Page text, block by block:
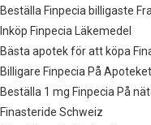
Beställa Finpecia billigaste
Inköp Finpecia Läkemedel
Bästa apotek för att köpa
Billigare Finpecia På Apoteket
Beställa 1 mg Finpecia På
Finasteride Schweiz